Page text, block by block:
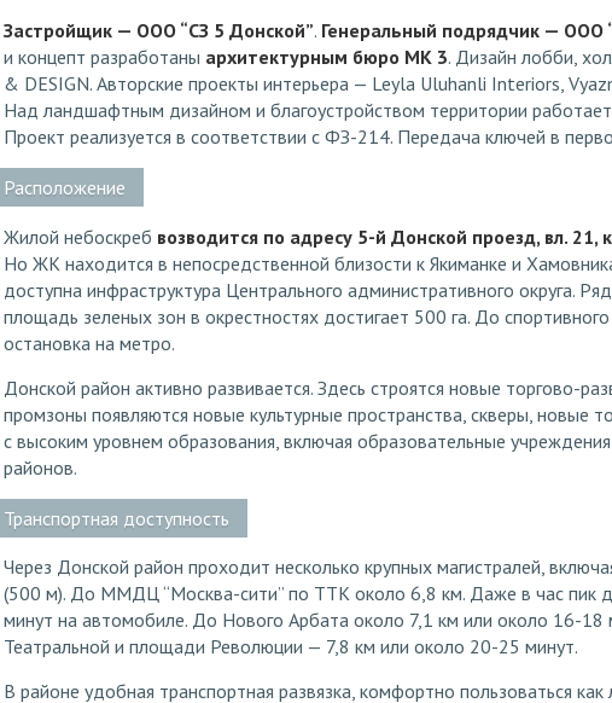
Застройщик — ООО “СЗ 5 Донской”. Генеральный подрядчик — ООО
и концепт разработаны архитектурным бюро MK 3. Дизайн лобби,
& DESIGN. Авторские проекты интерьера — Leyla Uluhanli Interiors,
Над ландшафтным дизайном и благоустройством территории
Проект реализуется в соответствии с ФЗ-214. Передача ключей в
Расположение
Жилой небоскреб возводится по адресу 5-й Донской проезд, вл. 21,
Но ЖК находится в непосредственной близости к Якиманке и
доступна инфраструктура Центрального административного округа.
площадь зеленых зон в окрестностях достигает 500 га. До
остановка на метро.
Донской район активно развивается. Здесь строятся новые торгово-
промзоны появляются новые культурные пространства, скверы, новые
с высоким уровнем образования, включая образовательные учреждения
районов.
Транспортная доступность
Через Донской район проходит несколько крупных магистралей,
(500 м). До ММДЦ “Москва-сити” по ТТК около 6,8 км. Даже в час пик
минут на автомобиле. До Нового Арбата около 7,1 км или около 16-18
Театральной и площади Революции — 7,8 км или около 20-25 минут.
В районе удобная транспортная развязка, комфортно пользоваться